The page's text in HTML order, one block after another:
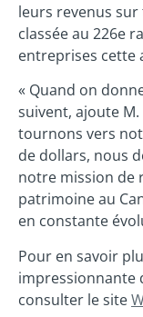
leurs revenus sur
classée au 226e
entreprises cette
« Quand on
suivent, ajoute
tournons vers
de dollars, nous
notre mission de
patrimoine au
en constante
Pour en savoir
impressionnante
consulter le site